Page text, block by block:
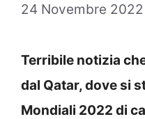
24 Novembre 2022
Terribile notizia
dal Qatar, dove si
Mondiali 2022 di